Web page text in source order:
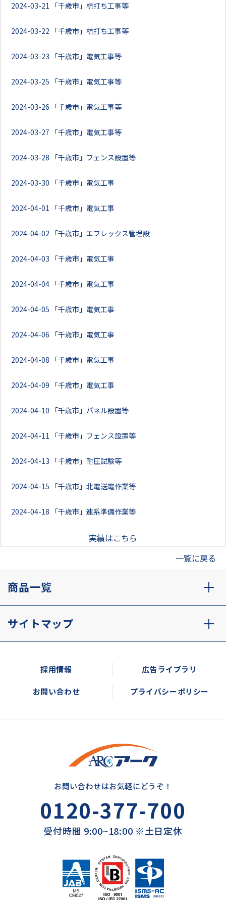
2024-03-21 「千歳市」杭打ち工事等
2024-03-22 「千歳市」杭打ち工事等
2024-03-23 「千歳市」電気工事等
2024-03-25 「千歳市」電気工事等
2024-03-26 「千歳市」電気工事等
2024-03-27 「千歳市」電気工事等
2024-03-28 「千歳市」フェンス設置等
2024-03-30 「千歳市」電気工事
2024-04-01 「千歳市」電気工事
2024-04-02 「千歳市」エフレックス管埋設
2024-04-03 「千歳市」電気工事
2024-04-04 「千歳市」電気工事
2024-04-05 「千歳市」電気工事
2024-04-06 「千歳市」電気工事
2024-04-08 「千歳市」電気工事
2024-04-09 「千歳市」電気工事
2024-04-10 「千歳市」パネル設置等
2024-04-11 「千歳市」フェンス設置等
2024-04-13 「千歳市」耐圧試験等
2024-04-15 「千歳市」北電送電作業等
2024-04-18 「千歳市」連系準備作業等
実績はこちら
一覧に戻る
商品一覧
サイトマップ
採用情報 広告ライブラリ
お問い合わせ プライバシーポリシー
お問い合わせはお気軽にどうぞ！
0120-377-700
受付時間 9:00~18:00 ※土日定休